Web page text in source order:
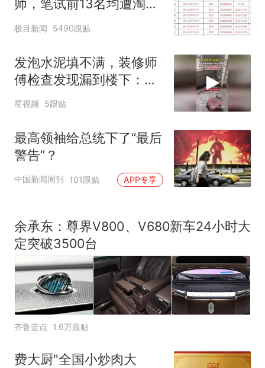
因老师一句“跟我回家”改写了
人生
师，笔试前13名均遭淘
汰？教育局：已叫停招
极目新闻 5490跟贴
发泡水泥填不满，装修师
傅检查发现漏到楼下：出
风口未延伸到外墙
星视频 5跟贴
最高领袖给总统下了“最后
警告”？
中国新闻周刊 101跟贴 APP专享
余承东：尊界V800、V680新车24小时大
定突破3500台
齐鲁壹点 1.6万跟贴
费大厨"全国小炒肉大